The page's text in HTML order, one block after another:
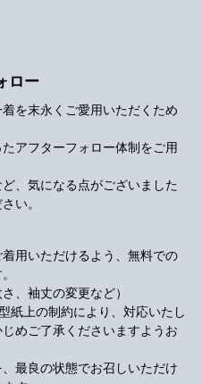
ロー
を末永くご愛用いただくため
アフターフォロー体制をご用
、気になる点がございました
い。
用いただけるよう、無料での
、袖丈の変更など）
紙上の制約により、対応いたし
めご了承くださいますようお
最良の状態でお召しいただけ